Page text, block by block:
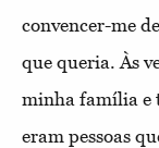
convencer-me
que queria. Às
minha família e
eram pessoas